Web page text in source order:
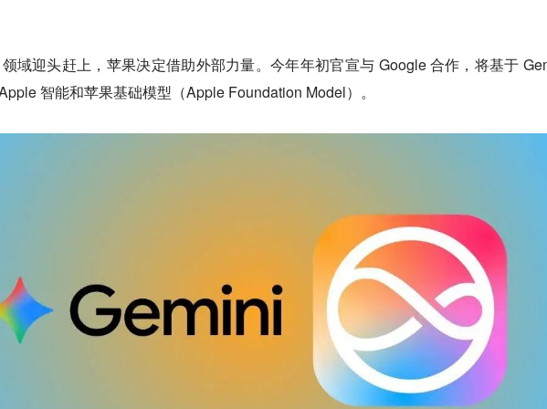
域迎头赶上，苹果决定借助外部力量。今年年初官宣与 Google 合作，将基于
智能和苹果基础模型（Apple Foundation Model）。